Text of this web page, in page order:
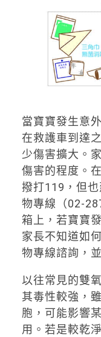
當寶寶發生意
在救護車到達
少傷害擴大。
傷害的程度。
撥打119，但
物專線（02-
箱上，若寶寶
家長不知道如
物專線諮詢，
以往常見的雙
其毒性較強，
胞，可能影響
用。若是較乾